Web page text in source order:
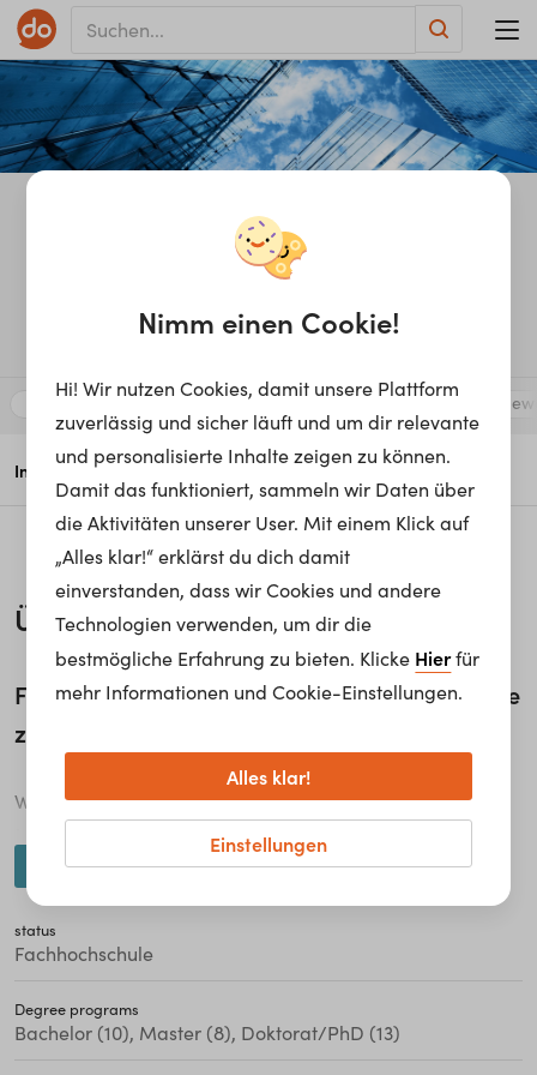
FHWien ­der WKW
Wirtschaft & Finanzen Sprache & Multimedia
Info Stories13 Education Contact
Über uns
FHWien der WKW – Jetzt bist du dran, Karriere
zu machen.
Wir sind Österreichs führende Fachhochschule für
Management und Kommunikation. Durch laufende
Anpassung der Bildungsinhalte an aktuelle berufliche
Anforderungen sind unsere Studierenden und
AbsolventInnen bestmöglich auf den Arbeitsmarkt
vorbereitet. Moderne didaktische Methoden und ständige
Qualitätssicherung in Forschung, Lehre und
Administration, garantieren eine Ausbildung auf höchstem
weiterlesen...
status
Fachhochschule
Degree programs
Bachelor (10), Master (8), Doktorat/PhD (13)
Nimm einen Cookie!
Hi! Wir nutzen Cookies, damit unsere Plattform
zuverlässig und sicher läuft und um dir relevante
und personalisierte Inhalte zeigen zu können.
Damit das funktioniert, sammeln wir Daten über
die Aktivitäten unserer User. Mit einem Klick auf
„Alles klar!“ erklärst du dich damit
einverstanden, dass wir Cookies und andere
Technologien verwenden, um dir die
bestmögliche Erfahrung zu bieten. Klicke Hierfür
mehr Informationen und Cookie-Einstellungen.
Einstellungen
Alles klar!